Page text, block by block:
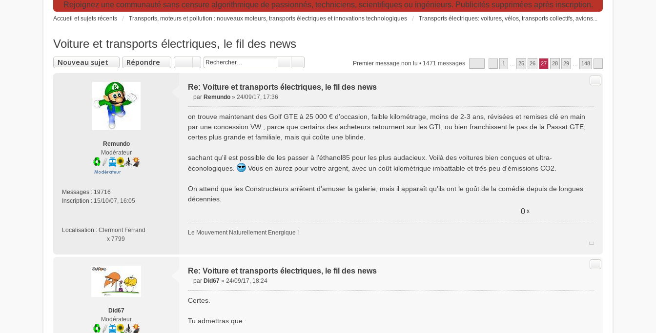
Rejoignez une communauté sans censure algorithmique de passionnés, techniciens, scientifiques ou ingénieurs. Publicités supprimées après inscription.
Accueil et sujets récents Transports, moteurs et pollution : nouveaux moteurs, transports électriques et innovations technologiques Transports électriques: voitures, vélos, transports collectifs, avions...
Voiture et transports électriques, le fil des news
Nouveau sujet Répondre Premier message non lu • 1471 messages 1 25 26 27 28 29 148
Remundo
Modérateur
Messages : 19716
Inscription : 15/10/07, 16:05
Localisation : Clermont Ferrand
x 7799
Re: Voiture et transports électriques, le fil des news
Citer
s
s
a
e
l
u
par Remundo » 24/09/17, 17:36
on trouve maintenant des Golf GTE à 25 000 € d'occasion, faible kilométrage, moins de 2-3 ans, révisées et remises clé en main
par une concession VW ; parce que certains des acheteurs retournent sur les GTI, ou bien franchissent le pas de la Passat GTE,
certes plus grande et familiale, mais qui coûte une blinde.
sachant qu'il est possible de les passer à l'éthanol85 pour les plus audacieux. Voilà des voitures bien conçues et ultra-
éconologiques.
Vous en aurez pour votre argent, avec un coût kilométrique imbattable et très peu d'émissions CO2.
On attend que les Constructeurs arrêtent d'amuser la galerie, mais il apparaît qu'ils ont le goût de la comédie depuis de longues
décennies.
0 x
Le Mouvement Naturellement Energique !
Did67
Modérateur
Re: Voiture et transports électriques, le fil des news
Citer
s
a
par Did67 » 24/09/17, 18:24
Certes.
Tu admettras que :